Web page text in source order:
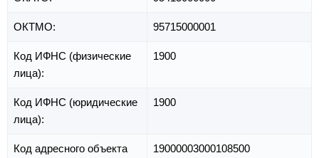
ОКТМО: 95715000001
Код ИФНС (физические
лица):
1900
Код ИФНС (юридические
лица):
1900
Код адресного объекта
19000003000108500